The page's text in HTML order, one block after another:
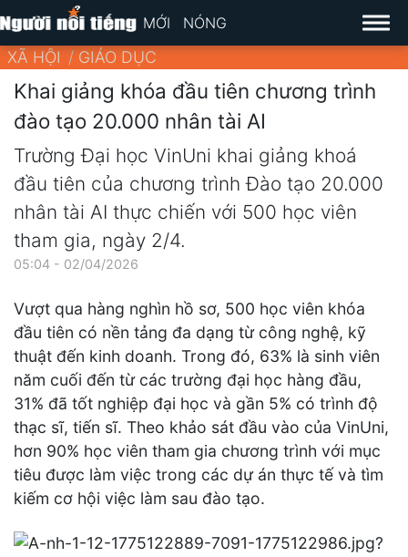
MỚI NÓNG
XÃ HỘI GIÁO DỤC
Khai giảng khóa đầu tiên chương trình
đào tạo 20.000 nhân tài AI
Trường Đại học VinUni khai giảng khoá
đầu tiên của chương trình Đào tạo 20.000
nhân tài AI thực chiến với 500 học viên
tham gia, ngày 2/4.
05:04 - 02/04/2026
Vượt qua hàng nghìn hồ sơ, 500 học viên khóa
đầu tiên có nền tảng đa dạng từ công nghệ, kỹ
thuật đến kinh doanh. Trong đó, 63% là sinh viên
năm cuối đến từ các trường đại học hàng đầu,
31% đã tốt nghiệp đại học và gần 5% có trình độ
thạc sĩ, tiến sĩ. Theo khảo sát đầu vào của VinUni,
hơn 90% học viên tham gia chương trình với mục
tiêu được làm việc trong các dự án thực tế và tìm
kiếm cơ hội việc làm sau đào tạo.